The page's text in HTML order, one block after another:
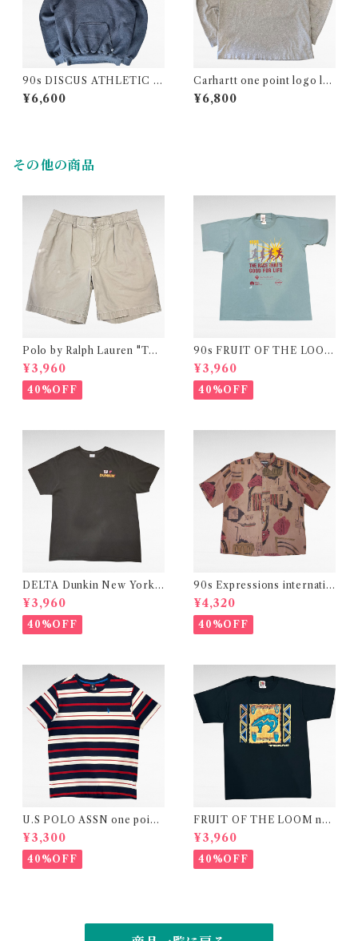
90s DISCUS ATHLETIC pl
ain sweat parka
¥6,600
Carhartt one point logo lo
ng sleeve pocket t-shirt
¥6,800
その他の商品
Polo by Ralph Lauren "TYL
ER SHORT" two-tuck chin
o short pants
¥3,960
40%OFF
90s FRUIT OF THE LOOM
"THE RACE THAT’S GOO
D FOR LIFE "print t-shirt
¥3,960
40%OFF
DELTA Dunkin New York
Giants NFL print t-shirt
¥3,960
40%OFF
90s Expressions internatio
nal design rayon shirt
¥4,320
40%OFF
U.S POLO ASSN one point
logo border design t-shirt
¥3,300
40%OFF
FRUIT OF THE LOOM nati
ve american print t-shirt
¥3,960
40%OFF